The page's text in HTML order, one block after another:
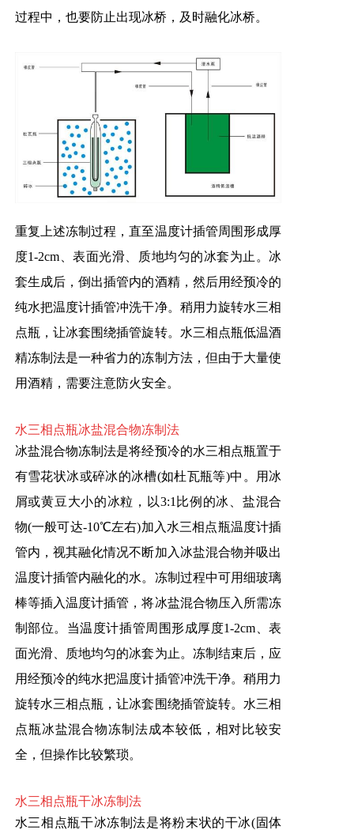
过程中，也要防止出现冰桥，及时融化冰桥。
重复上述冻制过程，直至温度计插管周围形成厚
度1-2cm、表面光滑、质地均匀的冰套为止。冰
套生成后，倒出插管内的酒精，然后用经预冷的
纯水把温度计插管冲洗干净。稍用力旋转水三相
点瓶，让冰套围绕插管旋转。水三相点瓶低温酒
精冻制法是一种省力的冻制方法，但由于大量使
用酒精，需要注意防火安全。
水三相点瓶冰盐混合物冻制法
冰盐混合物冻制法是将经预冷的水三相点瓶置于
有雪花状冰或碎冰的冰槽(如杜瓦瓶等)中。用冰
屑或黄豆大小的冰粒，以3:1比例的冰、盐混合
物(一般可达-10℃左右)加入水三相点瓶温度计插
管内，视其融化情况不断加入冰盐混合物并吸出
温度计插管内融化的水。冻制过程中可用细玻璃
棒等插入温度计插管，将冰盐混合物压入所需冻
制部位。当温度计插管周围形成厚度1-2cm、表
面光滑、质地均匀的冰套为止。冻制结束后，应
用经预冷的纯水把温度计插管冲洗干净。稍用力
旋转水三相点瓶，让冰套围绕插管旋转。水三相
点瓶冰盐混合物冻制法成本较低，相对比较安
全，但操作比较繁琐。
水三相点瓶干冰冻制法
水三相点瓶干冰冻制法是将粉末状的干冰(固体